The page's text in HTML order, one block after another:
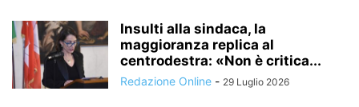
Insulti alla sindaca, la
maggioranza replica al
centrodestra: «Non è critica...
Redazione Online - 29 Luglio 2026